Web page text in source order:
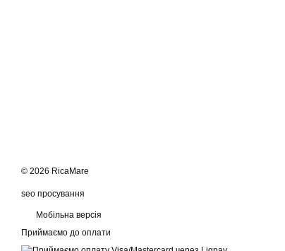
© 2026 RicaMare
seo просування
Мобільна версія
Приймаємо до оплати